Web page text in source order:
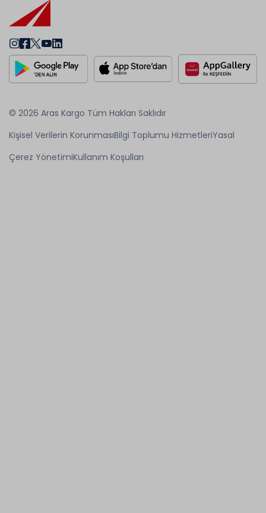
© 2026 Aras Kargo Tüm Hakları Saklıdır
Kişisel Verilerin KorunmasıBilgi Toplumu HizmetleriYasal
Çerez YönetimiKullanım Koşulları